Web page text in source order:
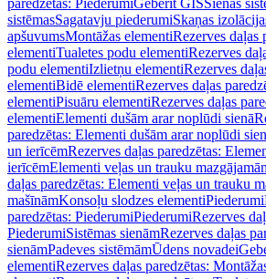
paredzētas: PiederumiGeberit GISSienas
sistēmasSagatavju piederumiSkaņas
apšuvumsMontāžas elementiRezerves daļas
elementiTualetes podu elementiRezerves
podu elementiIzlietņu elementiRezerves
elementiBidē elementiRezerves daļas
elementiPisuāru elementiRezerves daļas
elementiElementi dušām arar noplūdi sienā
paredzētas: Elementi dušām arar noplūdi
un ierīcēmRezerves daļas paredzētas:
ierīcēmElementi veļas un trauku
daļas paredzētas: Elementi veļas un trauku
mašīnāmKonsoļu slodzes elementiPiederumi
paredzētas: PiederumiPiederumiRezerves
PiederumiSistēmas sienāmRezerves daļas
sienāmPadeves sistēmāmŪdens novadei
elementiRezerves daļas paredzētas: